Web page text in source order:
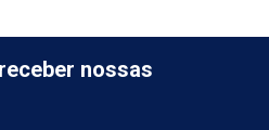
nossas